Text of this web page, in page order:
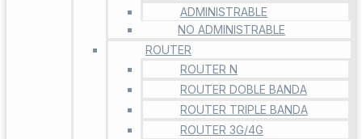
ADMINISTRABLE
NO ADMINISTRABLE
ROUTER
ROUTER N
ROUTER DOBLE BANDA
ROUTER TRIPLE BANDA
ROUTER 3G/4G